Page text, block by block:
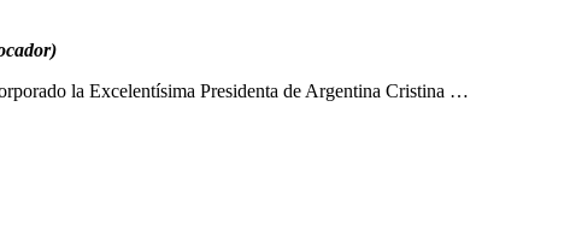
la Excelentísima Presidenta de Argentina Cristina …